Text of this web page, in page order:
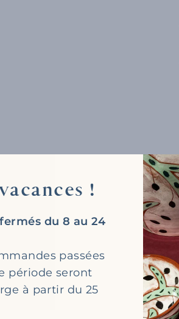
!
du 8 au 24
passées
période seront
à partir du 25